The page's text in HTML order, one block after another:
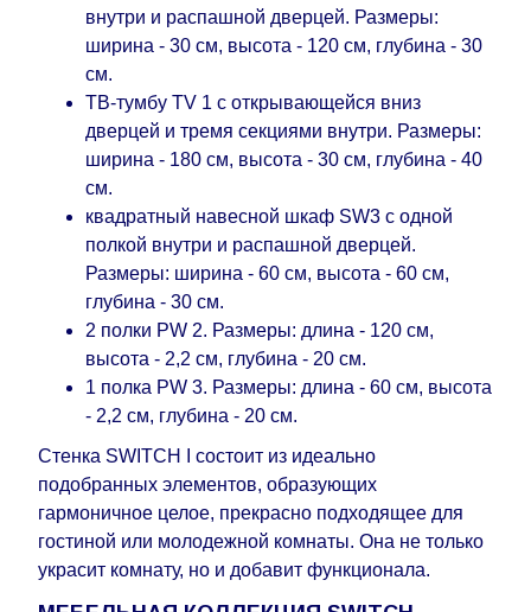
внутри и распашной дверцей. Размеры:
ширина - 30 см, высота - 120 см, глубина - 30
см.
ТВ-тумбу TV 1 с открывающейся вниз
дверцей и тремя секциями внутри. Размеры:
ширина - 180 см, высота - 30 см, глубина - 40
см.
квадратный навесной шкаф SW3 с одной
полкой внутри и распашной дверцей.
Размеры: ширина - 60 см, высота - 60 см,
глубина - 30 см.
2 полки PW 2. Размеры: длина - 120 см,
высота - 2,2 см, глубина - 20 см.
1 полка PW 3. Размеры: длина - 60 см, высота
- 2,2 см, глубина - 20 см.
Стенка SWITCH I состоит из идеально
подобранных элементов, образующих
гармоничное целое, прекрасно подходящее для
гостиной или молодежной комнаты. Она не только
украсит комнату, но и добавит функционала.